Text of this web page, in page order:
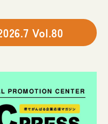
Vol.80